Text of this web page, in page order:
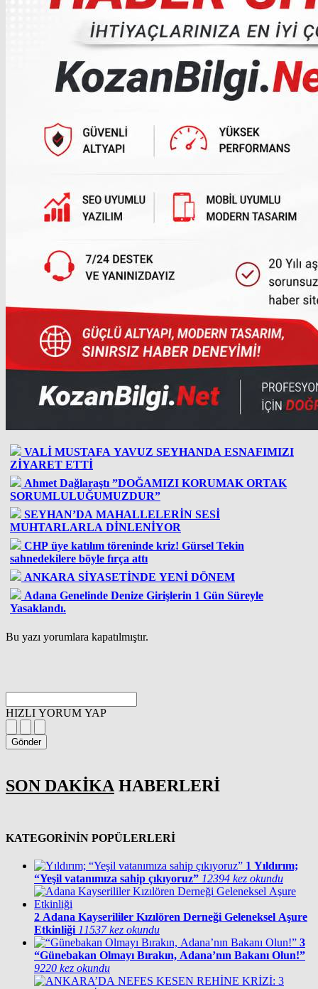
VALİ MUSTAFA YAVUZ SEYHANDA ESNAFIMIZI
ZİYARET ETTİ
Ahmet Dağlaraştı ”DOĞAMIZI KORUMAK ORTAK
SORUMLULUĞUMUZDUR”
SEYHAN’DA MAHALLELERİN SESİ
MUHTARLARLA DİNLENİYOR
CHP üye katılım töreninde kriz! Gürsel Tekin
sahnedekilere böyle fırça attı
ANKARA SİYASETİNDE YENİ DÖNEM
Adana Genelinde Denize Girişlerin 1 Gün Süreyle
Yasaklandı.
Bu yazı yorumlara kapatılmıştır.
HIZLI YORUM YAP
Gönder
SON DAKİKA HABERLERİ
KATEGORİNİN POPÜLERLERİ
1 Yıldırım;
“Yeşil vatanımıza sahip çıkıyoruz” 12394 kez okundu
2 Adana Kayserililer Kızılören Derneği Geleneksel Aşure
Etkinliği 11537 kez okundu
3
“Günebakan Olmayı Bırakın, Adana’nın Bakanı Olun!”
9220 kez okundu